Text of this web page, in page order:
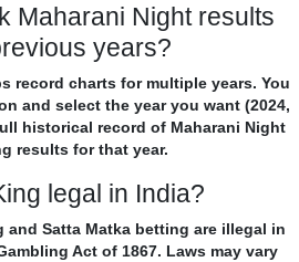
Maharani Night results
years?
record charts for multiple years. You
and select the year you want (2024,
historical record of Maharani Night
results for that year.
legal in India?
and Satta Matka betting are illegal in
Act of 1867. Laws may vary